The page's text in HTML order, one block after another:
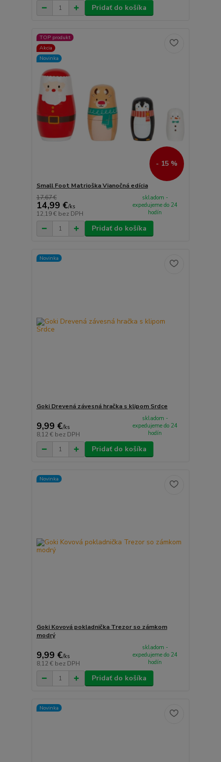
Pridať do košíka
TOP produkt
Akcia
Novinka
- 15 %
Small Foot Matrioška Vianočná edícia
17,67 €
14,99 €/ks
12,19 € bez DPH
skladom -
expedujeme do 24
hodín
Pridať do košíka
Novinka
Goki Drevená závesná hračka s klipom Srdce
9,99 €/ks
8,12 € bez DPH
skladom -
expedujeme do 24
hodín
Pridať do košíka
Novinka
Goki Kovová pokladnička Trezor so zámkom
modrý
9,99 €/ks
8,12 € bez DPH
skladom -
expedujeme do 24
hodín
Pridať do košíka
Novinka